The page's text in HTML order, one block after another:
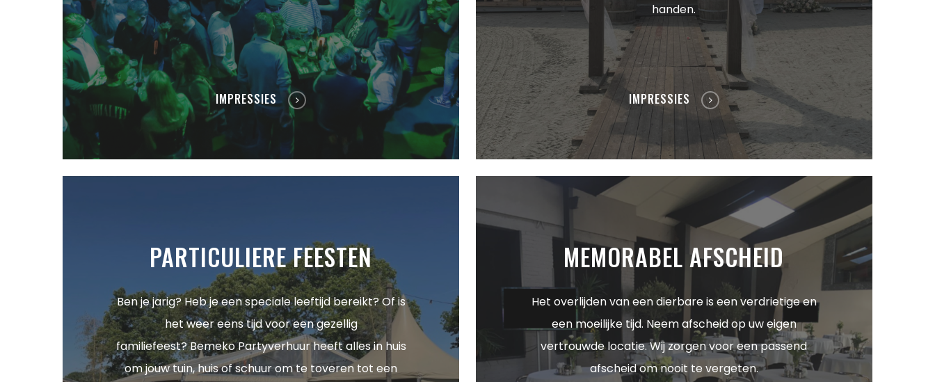
IMPRESSIES
PARTICULIERE FEESTEN
Ben je jarig? Heb je een speciale leeftijd bereikt? Of is
het weer eens tijd voor een gezellig
familiefeest?Bemeko Partyverhuur heeft alles in huis
om jouw tuin, huis of schuur om te toveren tot een
handen.
IMPRESSIES
MEMORABEL AFSCHEID
Het overlijden van een dierbare is een verdrietige en
een moeilijke tijd. Neem afscheid op uw eigen
vertrouwde locatie. Wij zorgen voor een passend
afscheid om nooit te vergeten.